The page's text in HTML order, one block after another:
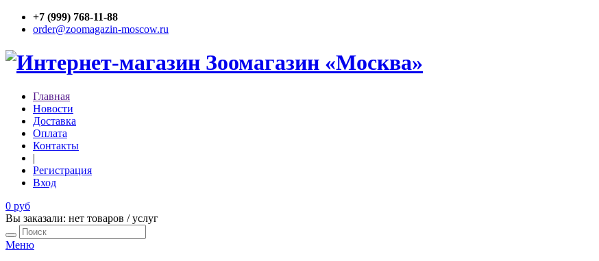
+7 (999) 768-11-88
order@zoomagazin-moscow.ru
Главная
Новости
Доставка
Оплата
Контакты
|
Регистрация
Вход
0 руб
Вы заказали: нет товаров / услуг
Меню